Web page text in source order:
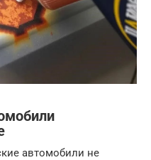
автомобили не